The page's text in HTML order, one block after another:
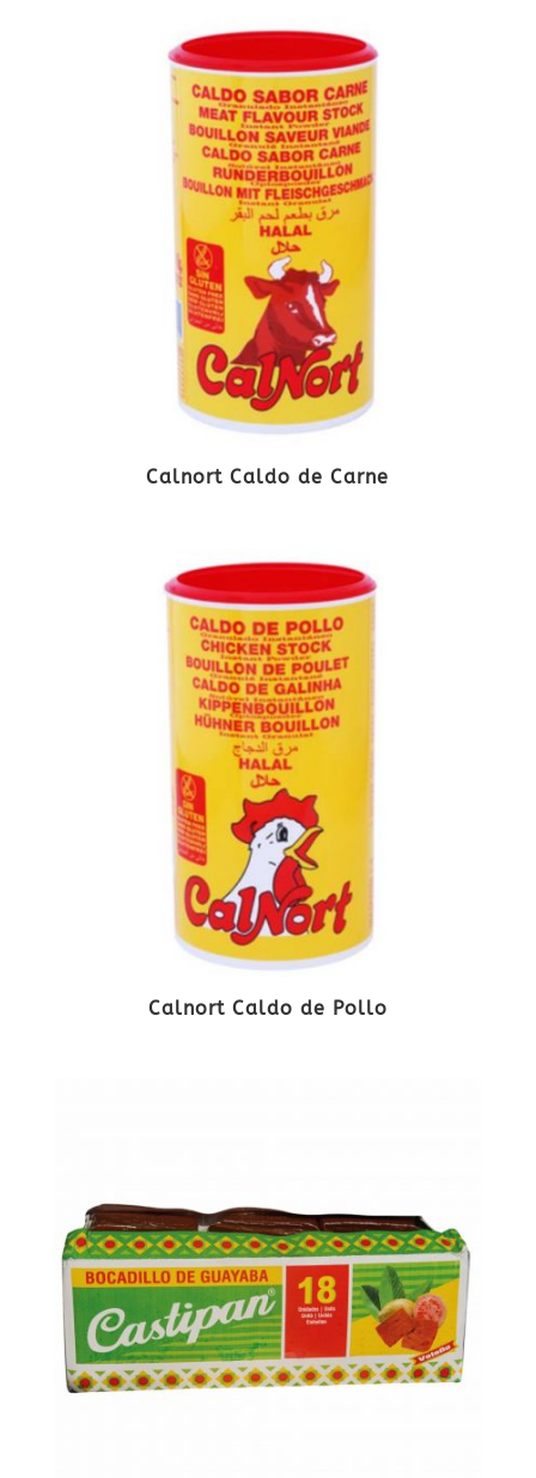
Calnort Caldo de Carne
Calnort Caldo de Pollo